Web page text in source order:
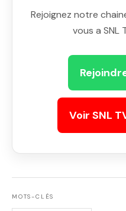
Rejoignez notre
vous a SNL
Voir SNL
MOTS-CLÉS